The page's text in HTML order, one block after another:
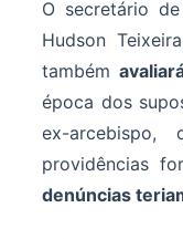
O secretário
Hudson
também
época dos
ex-arcebispo,
providências
denúncias